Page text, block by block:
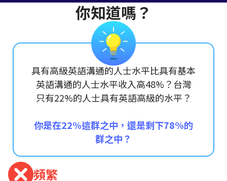
你知道嗎？
具有高級英語溝通的人士水平比具有基本
英語溝通的人士水平收入高48%？台灣
只有22%的人士具有英語高級的水平？
你是在22%這群之中，還是剩下78%的
群之中？
頻繁